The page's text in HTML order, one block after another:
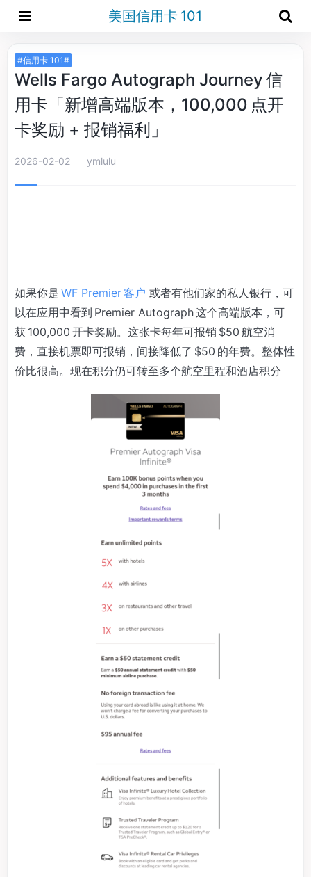
美国信用卡 101
#信用卡 101#
Wells Fargo Autograph Journey 信
用卡「新增高端版本，100,000 点开
卡奖励 + 报销福利」
2026-02-02 ymlulu
如果你是 WF Premier 客户 或者有他们家的私人银行，可
以在应用中看到 Premier Autograph 这个高端版本，可
获 100,000 开卡奖励。这张卡每年可报销 $50 航空消
费，直接机票即可报销，间接降低了 $50 的年费。整体性
价比很高。现在积分仍可转至多个航空里程和酒店积分